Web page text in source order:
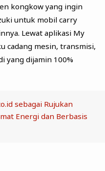
kongkow yang ingin
untuk mobil carry
Lewat aplikasi My
cadang mesin, transmisi,
yang dijamin 100%
sebagai Rujukan
Energi dan Berbasis